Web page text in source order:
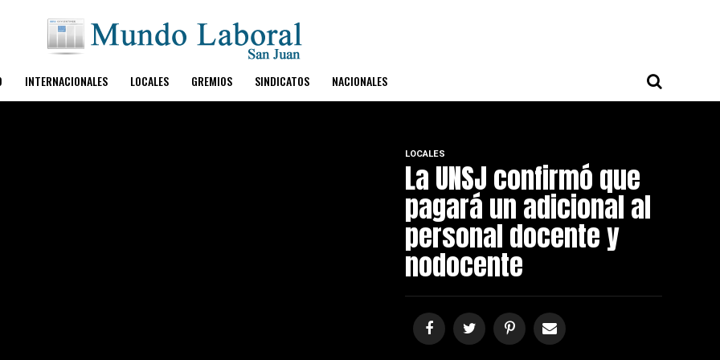
INTERNACIONALES LOCALES GREMIOS SINDICATOS NACIONALES
LOCALES
La UNSJ confirmó que
pagará un adicional al
personal docente y
nodocente